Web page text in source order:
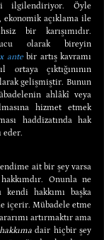
ilgilendiriyor. Öyle
ekonomik açıklama ile
bir karışımıdır.
olarak bireyin
ante bir artış kavramı
ortaya çıktığınının
gelişmiştir. Bunun
ahlâkî veya
hizmet etmek
haddizatında hak
eder.
ait bir şey varsa
Onunla ne
hakkımı başka
artırmaktır ama
hakkıma dair hiçbir şey